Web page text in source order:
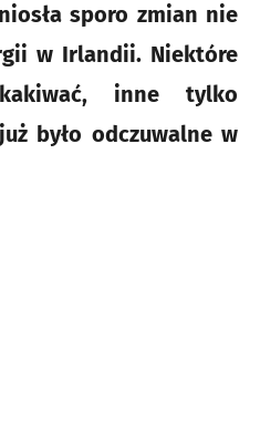
sporo zmian nie
w Irlandii. Niektóre
inne tylko
było odczuwalne w